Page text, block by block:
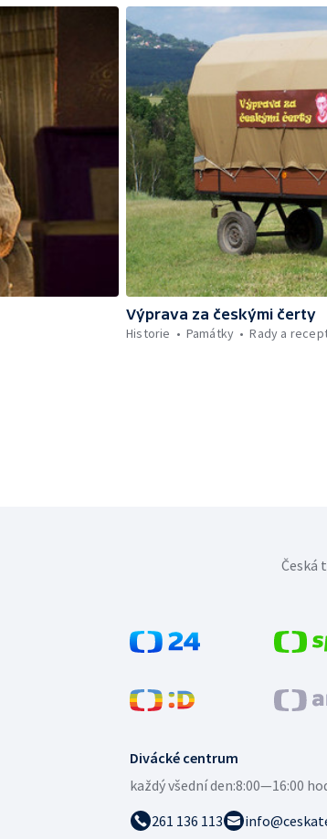
Výprava za českými čerty
Historie
Památky Rady a
Divácké centrum
každý všední den:8:00—16:00
261 136 113
Česká